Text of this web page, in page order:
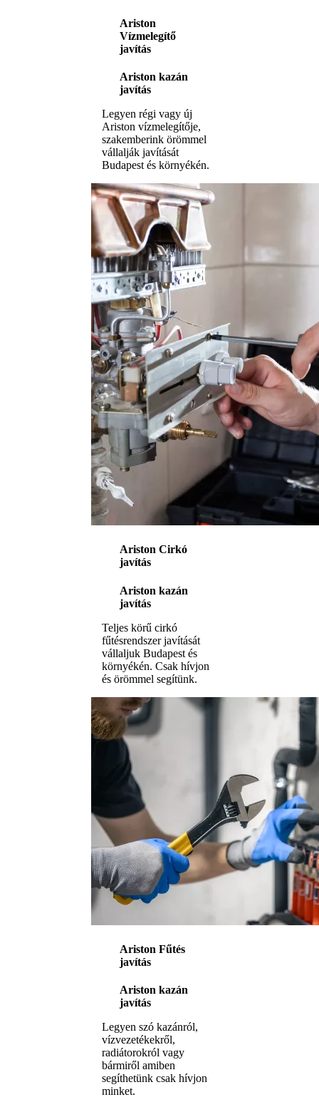
Ariston
Vízmelegítő
javítás
Ariston kazán
javítás
Legyen régi vagy új
Ariston vízmelegítője,
szakemberink örömmel
vállalják javítását
Budapest és környékén.
Ariston Cirkó
javítás
Ariston kazán
javítás
Teljes körű cirkó
fűtésrendszer javítását
vállaljuk Budapest és
környékén. Csak hívjon
és örömmel segítünk.
Ariston Fűtés
javítás
Ariston kazán
javítás
Legyen szó kazánról,
vízvezetékekről,
radiátorokról vagy
bármiről amiben
segíthetünk csak hívjon
minket.